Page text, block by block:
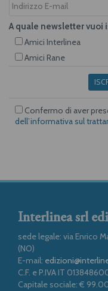
A quale newsletter vuoi
Amici Interlinea
Amici Rane
Confermo di aver
dell’informativa sul
Interlinea srl
sede legale: via Enrico
(NO)
E-mail:
C.F. e P.IVA IT
Capitale sociale: €